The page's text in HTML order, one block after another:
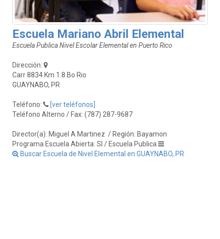
Escuela Mariano Abril Elemental
Escuela Publica Nivel Escolar Elemental en Puerto Rico
Dirección:
Carr 8834 Km 1.8 Bo Rio
GUAYNABO, PR
Teléfono:
[ver teléfonos]
Teléfono Alterno / Fax: (787) 287-9687
Director(a): Miguel A Martinez / Región: Bayamon
Programa Escuela Abierta: SI / Escuela Publica
Buscar Escuela de Nivel Elemental en GUAYNABO, PR